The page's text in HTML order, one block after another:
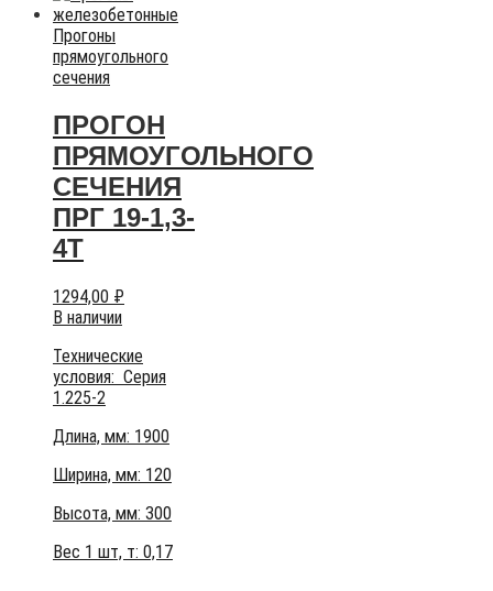
Прогоны
прямоугольного
сечения
ПРОГОН
ПРЯМОУГОЛЬНОГО
СЕЧЕНИЯ
ПРГ 19-1,3-
4Т
1294,00 ₽
В наличии
Технические
условия: Серия
1.225-2
Длина, мм: 1900
Ширина, мм: 120
Высота, мм: 300
Вес 1 шт, т: 0,17